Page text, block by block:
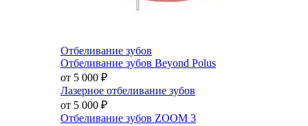
Отбеливание зубов
Отбеливание зубов Beyond Polus
от 5 000 ₽
Лазерное отбеливание зубов
от 5 000 ₽
Отбеливание зубов ZOOM 3